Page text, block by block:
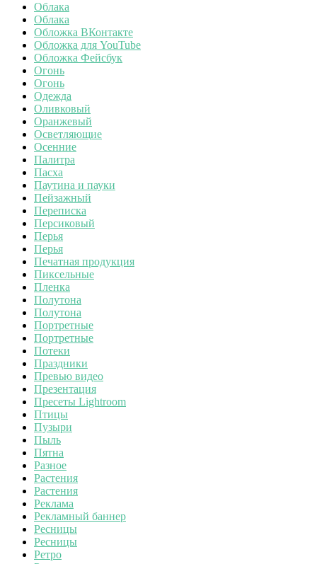
Облака
Облака
Обложка ВКонтакте
Обложка для YouTube
Обложка Фейсбук
Огонь
Огонь
Одежда
Оливковый
Оранжевый
Осветляющие
Осенние
Палитра
Пасха
Паутина и пауки
Пейзажный
Переписка
Персиковый
Перья
Перья
Печатная продукция
Пиксельные
Пленка
Полутона
Полутона
Портретные
Портретные
Потеки
Праздники
Превью видео
Презентация
Пресеты Lightroom
Птицы
Пузыри
Пыль
Пятна
Разное
Растения
Растения
Реклама
Рекламный баннер
Ресницы
Ресницы
Ретро